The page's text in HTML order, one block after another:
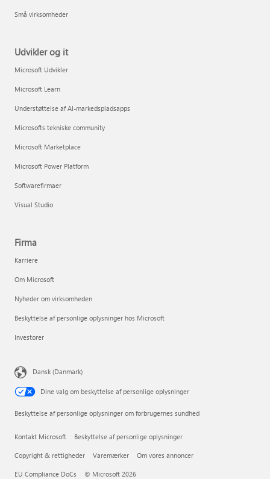
Små virksomheder
Udvikler og it
Microsoft Udvikler
Microsoft Learn
Understøttelse af AI-markedspladsapps
Microsofts tekniske community
Microsoft Marketplace
Microsoft Power Platform
Softwarefirmaer
Visual Studio
Firma
Karriere
Om Microsoft
Nyheder om virksomheden
Beskyttelse af personlige oplysninger hos Microsoft
Investorer
Dansk (Danmark)
Dine valg om beskyttelse af personlige oplysninger
Beskyttelse af personlige oplysninger om forbrugernes sundhed
Kontakt Microsoft Beskyttelse af personlige oplysninger
Copyright & rettigheder Varemærker Om vores annoncer
EU Compliance DoCs © Microsoft 2026